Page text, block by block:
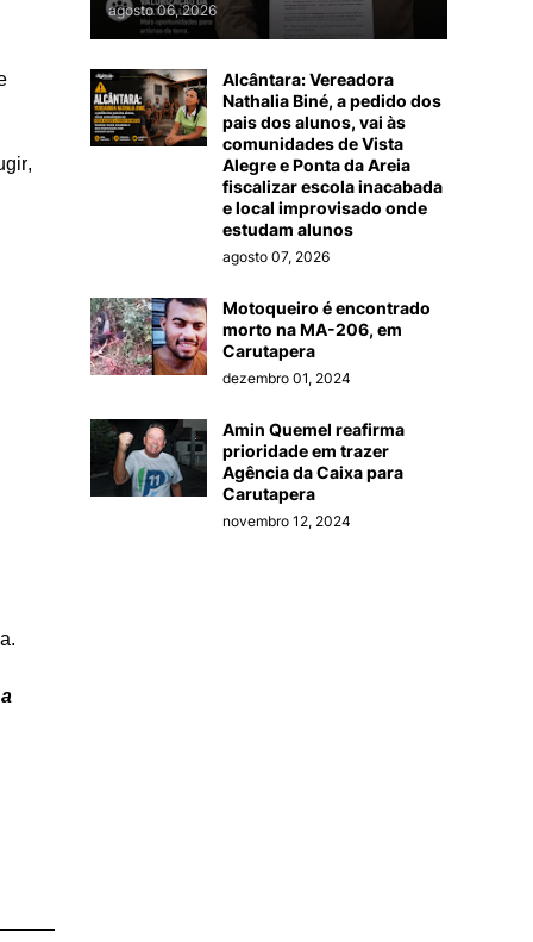
agosto 06, 2026
Alcântara: Vereadora
Nathalia Biné, a pedido dos
pais dos alunos, vai às
comunidades de Vista
Alegre e Ponta da Areia
fiscalizar escola inacabada
e local improvisado onde
estudam alunos
agosto 07, 2026
Motoqueiro é encontrado
morto na MA-206, em
Carutapera
dezembro 01, 2024
Amin Quemel reafirma
prioridade em trazer
Agência da Caixa para
Carutapera
novembro 12, 2024